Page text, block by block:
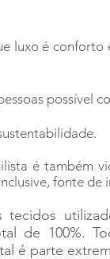
luxo é conforto
possível
é também
fonte de
tecidos
de 100%.
é parte